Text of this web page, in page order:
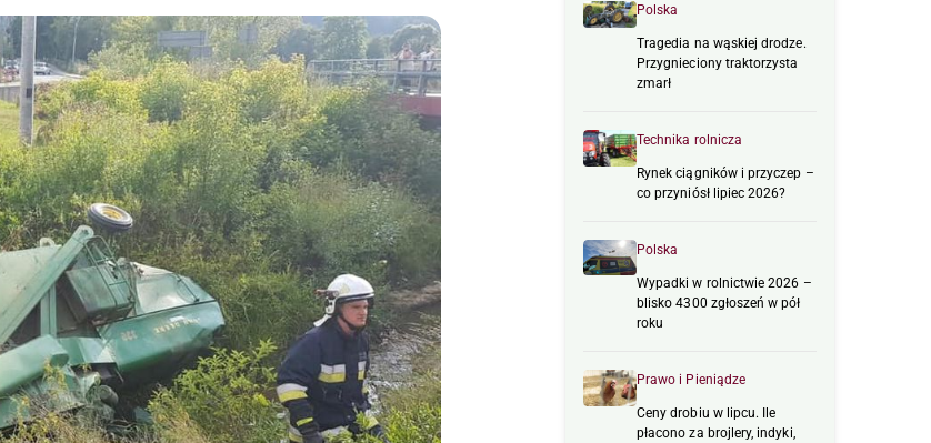
Polska
Tragedia na wąskiej drodze.
Przygnieciony traktorzysta
zmarł
Technika rolnicza
Rynek ciągników i przyczep –
co przyniósł lipiec 2026?
Polska
Wypadki w rolnictwie 2026 –
blisko 4300 zgłoszeń w pół
roku
Prawo i Pieniądze
Ceny drobiu w lipcu. Ile
płacono za brojlery, indyki,